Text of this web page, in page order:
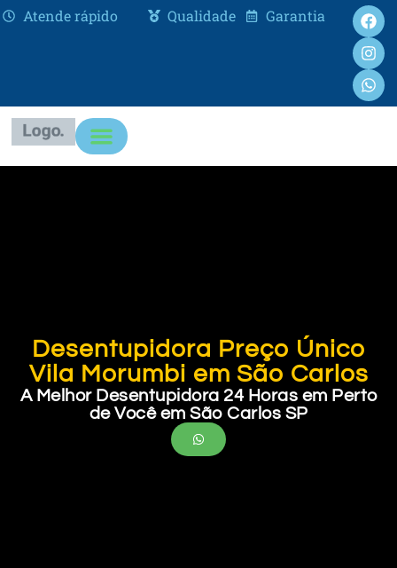
Atende rápido Qualidade Garantia
Desentupidora Preço Único
Vila Morumbi em São Carlos
A Melhor Desentupidora 24 Horas em Perto
de Você em São Carlos SP